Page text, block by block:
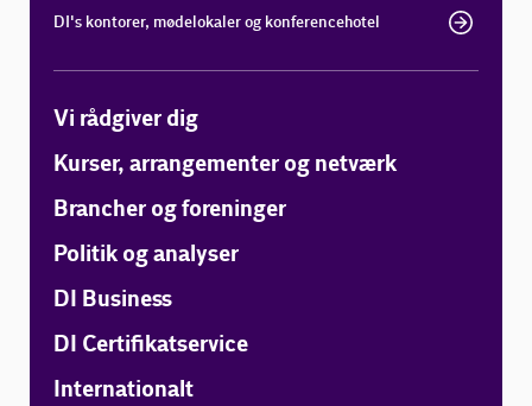
DI's kontorer, mødelokaler og konferencehotel
Vi rådgiver dig
Kurser, arrangementer og netværk
Brancher og foreninger
Politik og analyser
DI Business
DI Certifikatservice
Internationalt